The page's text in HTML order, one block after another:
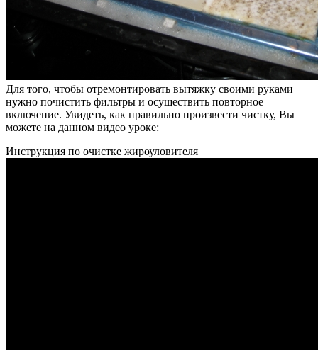
Для того, чтобы отремонтировать вытяжку своими руками
нужно почистить фильтры и осуществить повторное
включение. Увидеть, как правильно произвести чистку, Вы
можете на данном видео уроке:
Инструкция по очистке жироуловителя